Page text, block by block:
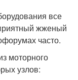
все
жженый
часто.
моторного
узлов: